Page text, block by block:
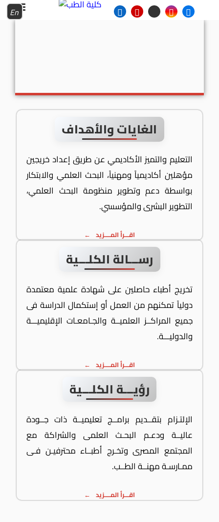
En
الغايات والأهداف
التعليم والتميز الأكاديمي عن طريق إعداد خريجين
مؤهلين أكاديمياً ومهنياً، البحث العلمي والابتكار
بواسطة دعم وتطوير منظومة البحث العلمي،
التطوير البشرى والمؤسسي.
اقـــرأ المــــزيد
رســـالة الكلـــية
تخريج أطباء حاصلين على شهادة علمية معتمدة
دولياً تمكنهم من العمل أو إستكمال الدراسة فى
جميع المراكــز العلميــة والجـامعـات الإقليميـــة
والدوليـــة.
اقـــرأ المــــزيد
رؤيـــة الكلـــية
الإلتـزام بتقــديم برامــج تعليميــة ذات جــودة
عاليــة ودعـم البحـث العلمى والشراكة مع
المجتمع المصرى وتخـرج أطبــاء محترفيـن فـى
ممـارسـة مهنــة الطــب.
اقـــرأ المــــزيد